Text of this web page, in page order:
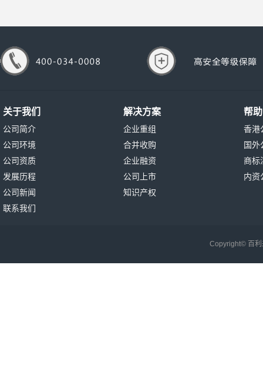
关于我们
公司简介
公司环境
公司资质
发展历程
公司新闻
联系我们
解决方案
企业重组
合并收购
企业融资
公司上市
知识产权
帮
香港
国外
商标
内资
Copyright© 百